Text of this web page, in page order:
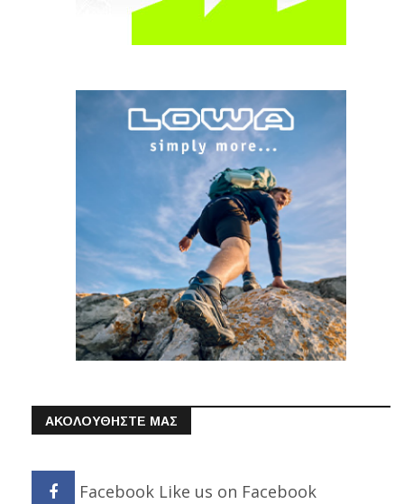
ΑΚΟΛΟΥΘΗΣΤΕ ΜΑΣ
Facebook Like us on Facebook